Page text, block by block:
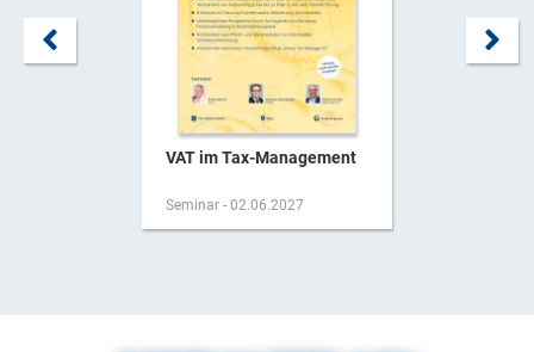
VAT im Tax-Management
Seminar - 02.06.2027